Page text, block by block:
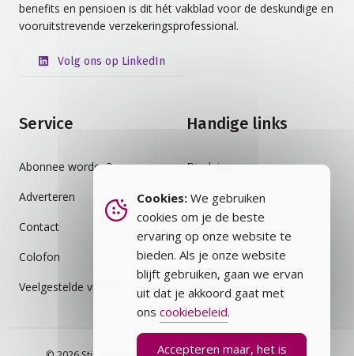
benefits en pensioen is dit hét vakblad voor de deskundige en
vooruitstrevende verzekeringsprofessional.
Volg ons op LinkedIn
Service
Abonnee worden?
Adverteren
Contact
Colofon
Veelgestelde vragen
Handige links
Disclaimer
Auteursrecht
Cookiebeleid
Privacybeleid
Vakblad
Cookies: We gebruiken
cookies om je de beste
ervaring op onze website te
bieden. Als je onze website
blijft gebruiken, gaan we ervan
uit dat je akkoord gaat met
ons cookiebeleid.
Accepteren maar, het is